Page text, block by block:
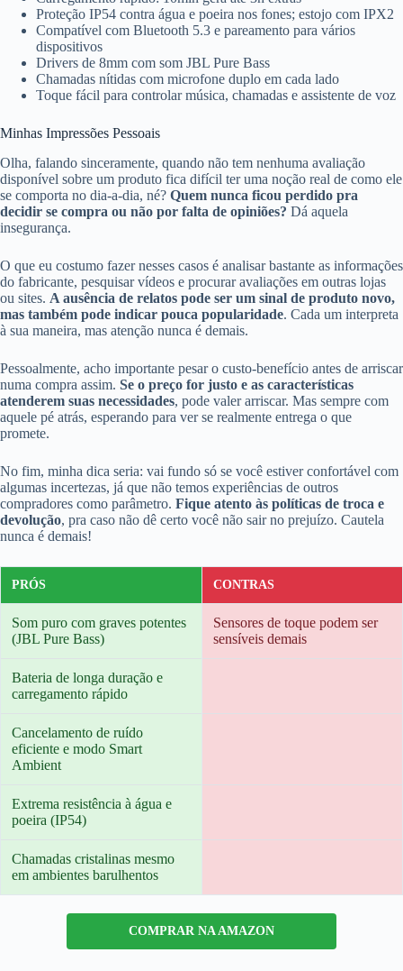
Proteção IP54 contra água e poeira nos fones; estojo com IPX2
Compatível com Bluetooth 5.3 e pareamento para vários
dispositivos
Drivers de 8mm com som JBL Pure Bass
Chamadas nítidas com microfone duplo em cada lado
Toque fácil para controlar música, chamadas e assistente de voz
Minhas Impressões Pessoais
Olha, falando sinceramente, quando não tem nenhuma avaliação
disponível sobre um produto fica difícil ter uma noção real de como ele
se comporta no dia-a-dia, né? Quem nunca ficou perdido pra
decidir se compra ou não por falta de opiniões? Dá aquela
insegurança.
O que eu costumo fazer nesses casos é analisar bastante as informações
do fabricante, pesquisar vídeos e procurar avaliações em outras lojas
ou sites. A ausência de relatos pode ser um sinal de produto novo,
mas também pode indicar pouca popularidade. Cada um interpreta
à sua maneira, mas atenção nunca é demais.
Pessoalmente, acho importante pesar o custo-benefício antes de arriscar
numa compra assim. Se o preço for justo e as características
atenderem suas necessidades, pode valer arriscar. Mas sempre com
aquele pé atrás, esperando para ver se realmente entrega o que
promete.
No fim, minha dica seria: vai fundo só se você estiver confortável com
algumas incertezas, já que não temos experiências de outros
compradores como parâmetro. Fique atento às políticas de troca e
devolução, pra caso não dê certo você não sair no prejuízo. Cautela
nunca é demais!
PRÓS CONTRAS
Som puro com graves potentes
(JBL Pure Bass)
Sensores de toque podem ser
sensíveis demais
Bateria de longa duração e
carregamento rápido
Cancelamento de ruído
eficiente e modo Smart
Ambient
Extrema resistência à água e
poeira (IP54)
Chamadas cristalinas mesmo
em ambientes barulhentos
COMPRAR NA AMAZON